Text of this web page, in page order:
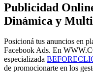
Publicidad
Dinámica y
Posicioná tus anuncios en
Facebook Ads. En
especializada
de promocionarte en los